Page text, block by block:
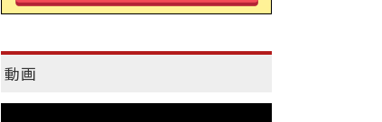
動画